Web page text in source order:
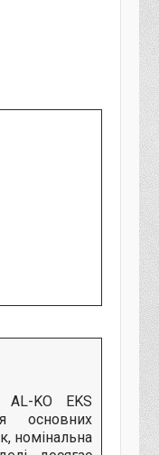
AL-KO EKS
основних
номінальна